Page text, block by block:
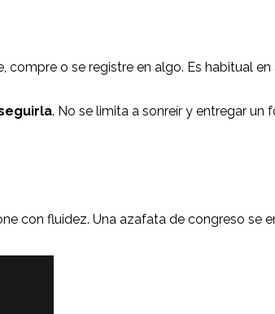
compre o se registre en algo. Es habitual
. No se limita a sonreír y entregar
con fluidez. Una azafata de congreso se